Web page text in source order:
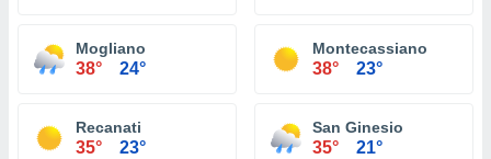
Mogliano
38° 24°
Montecassiano
38° 23°
Recanati
35° 23°
San Ginesio
35° 21°